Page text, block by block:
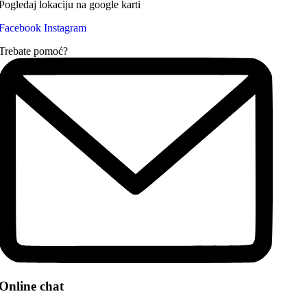
lokaciju na google karti
Instagram
pomoć?
chat